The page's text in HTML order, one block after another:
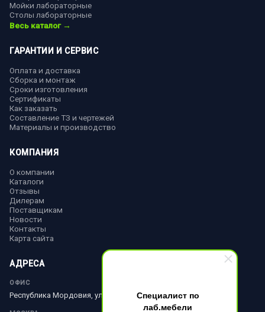
Специалист по
лаб.мебели
Мойки лабораторные
Столы лабораторные
Весь каталог →
ГАРАНТИИ И СЕРВИС
Оплата и доставка
Сборка и монтаж
Сроки изготовления
Сертификаты
Как заказать
Составление ТЗ и чертежей
Материалы и производство
КОМПАНИЯ
О компании
Каталоги
Отзывы
Дилерам
Поставщикам
Новости
Контакты
Карта сайта
АДРЕСА
ОФИС
Республика Мордовия, ул. Ленина, д. 51